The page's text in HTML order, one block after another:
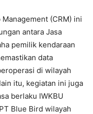
(CRM) ini
antara Jasa
pemilik kendaraan
data
di wilayah
itu, kegiatan ini juga
berlaku IWKBU
Blue Bird wilayah